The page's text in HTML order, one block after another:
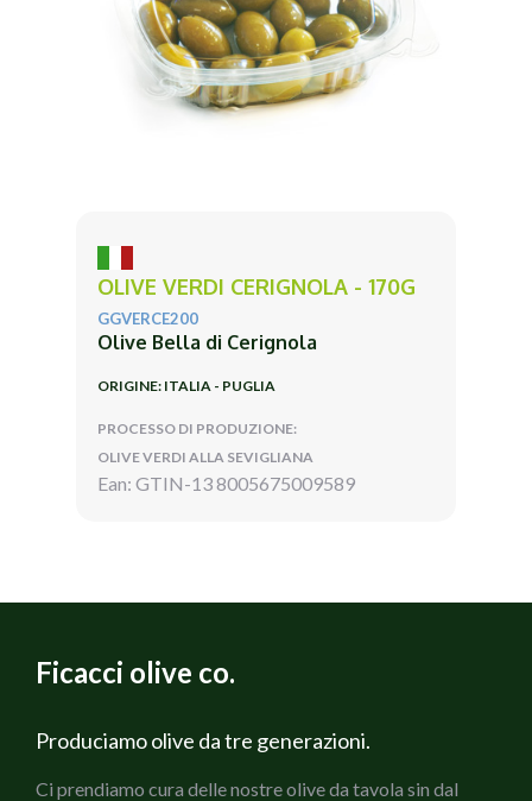
OLIVE VERDI CERIGNOLA - 170G
GGVERCE200
Olive Bella di Cerignola
ORIGINE: ITALIA - PUGLIA
PROCESSO DI PRODUZIONE:
OLIVE VERDI ALLA SEVIGLIANA
Ean: GTIN-13 8005675009589
Ficacci olive co.
Produciamo olive da tre generazioni.
Ci prendiamo cura delle nostre olive da tavola sin dal